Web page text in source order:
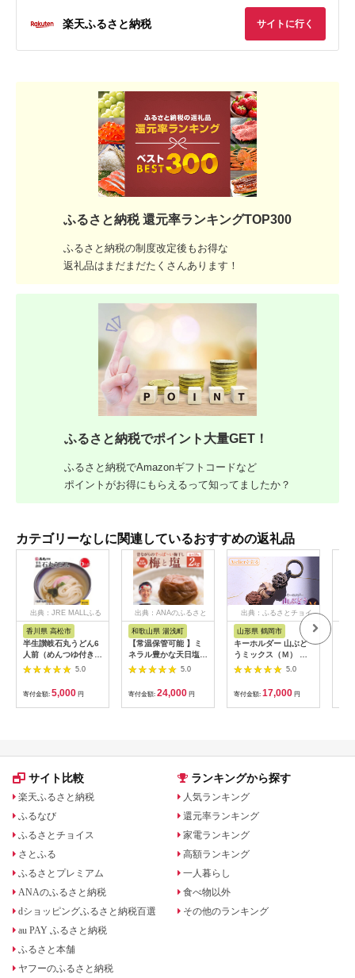
楽天ふるさと納税 サイトに行く
ふるさと納税 還元率ランキングTOP300
ふるさと納税の制度改定後もお得な
返礼品はまだまだたくさんあります！
ふるさと納税でポイント大量GET！
ふるさと納税でAmazonギフトコードなど
ポイントがお得にもらえるって知ってましたか？
カテゴリーなしに関連しているおすすめの返礼品
出典：JRE MALLふる
さと納税
香川県 高松市
半生讃岐石丸うどん6
人前（めんつゆ付き）
麺300g×2袋
5.0
寄付金額: 5,000 円
出典：ANAのふるさと
和歌山県 湯浅町
【常温保管可能 】ミ
ネラル豊かな天日塩だ
けで漬けた無添加梅干
し2kg 梅ボーイズ｜
B201_EP6024
5.0
寄付金額: 24,000 円
出典：ふるさとチョイ
山形県 鶴岡市
キーホルダー 山ぶど
うミックス（Ｍ） 山
形県鶴岡市 アトリエ
かおる | 山葡萄 雑貨
キーホルダー ギフト
贈り物 お取り寄せ 返
礼品
5.0
寄付金額: 17,000 円
サイト比較
楽天ふるさと納税
ふるなび
ふるさとチョイス
さとふる
ふるさとプレミアム
ANAのふるさと納税
dショッピングふるさと納税百選
au PAY ふるさと納税
ふるさと本舗
ヤフーのふるさと納税
ランキングから探す
人気ランキング
還元率ランキング
家電ランキング
高額ランキング
一人暮らし
食べ物以外
その他のランキング